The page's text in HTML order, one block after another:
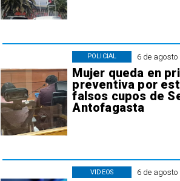
6 de agosto
Mujer queda en
preventiva por
falsos cupos de
Antofagasta
POLICIAL
6 de agosto
VIDEOS